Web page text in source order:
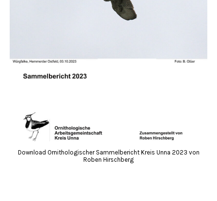
Download Ornithologischer Sammelbericht Kreis Unna 2023 von
Roben Hirschberg